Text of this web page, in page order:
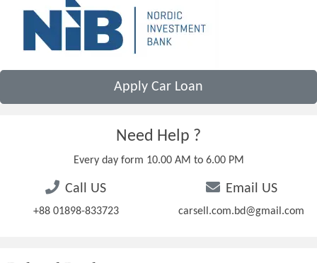
Apply Car Loan
Need Help ?
Every day form 10.00 AM to 6.00 PM
Call US
+88 01898-833723
Email US
carsell.com.bd@gmail.com